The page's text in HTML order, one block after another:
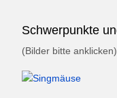
Schwerpunkte
(Bilder bitte anklicken)